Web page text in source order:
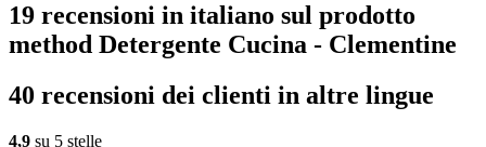
19 recensioni in italiano sul prodotto
method Detergente Cucina - Clementine
40 recensioni dei clienti in altre lingue
4,9 su 5 stelle